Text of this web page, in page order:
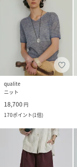
qualite
ニット
18,700 円
170ポイント(1倍)